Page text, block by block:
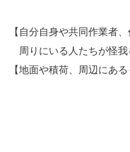
【自分自身や共同作業者
周りにいる人たちが怪我
【地面や積荷、周辺にあ